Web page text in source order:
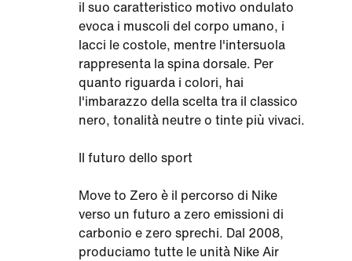
il suo caratteristico motivo ondulato
evoca i muscoli del corpo umano, i
lacci le costole, mentre l'intersuola
rappresenta la spina dorsale. Per
quanto riguarda i colori, hai
l'imbarazzo della scelta tra il classico
nero, tonalità neutre o tinte più vivaci.
Il futuro dello sport
Move to Zero è il percorso di Nike
verso un futuro a zero emissioni di
carbonio e zero sprechi. Dal 2008,
produciamo tutte le unità Nike Air